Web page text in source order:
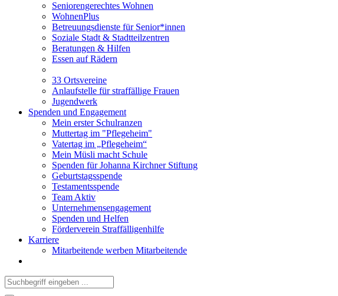
Seniorengerechtes Wohnen
WohnenPlus
Betreuungsdienste für Senior*innen
Soziale Stadt & Stadtteilzentren
Beratungen & Hilfen
Essen auf Rädern
33 Ortsvereine
Anlaufstelle für straffällige Frauen
Jugendwerk
Spenden und Engagement
Mein erster Schulranzen
Muttertag im "Pflegeheim"
Vatertag im „Pflegeheim“
Mein Müsli macht Schule
Spenden für Johanna Kirchner Stiftung
Geburtstagsspende
Testamentsspende
Team Aktiv
Unternehmensengagement
Spenden und Helfen
Förderverein Straffälligenhilfe
Karriere
Mitarbeitende werben Mitarbeitende